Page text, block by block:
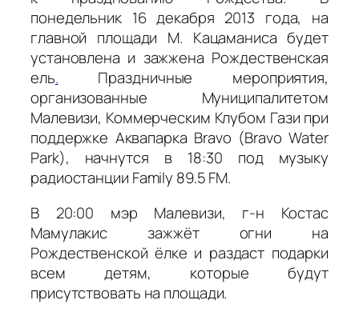
понедельник 16 декабря 2013 года, на
главной площади М. Кацаманиса будет
установлена и зажжена Рождественская
ель. Праздничные мероприятия,
организованные Муниципалитетом
Малевизи, Коммерческим Клубом Гази при
поддержке Аквапарка Bravo (Bravo Water
Park), начнутся в 18:30 под музыку
радиостанции Family 89.5 FM.
В 20:00 мэр Малевизи, г-н Костас
Мамулакис зажжёт огни на
Рождественской ёлке и раздаст подарки
всем детям, которые будут
присутствовать на площади.